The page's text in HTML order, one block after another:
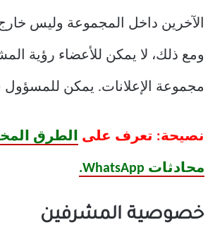
الآخرين داخل المجموعة وليس
ومع ذلك، لا يمكن للأعضاء رؤية
مجموعة الإعلانات. يمكن للمسؤول
نصيحة: تعرف على الطرق
محادثات WhatsApp.
خصوصية المشرفين